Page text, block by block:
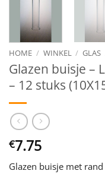
HOME / WINKEL / GLAS
Glazen buisje –
– 12 stuks
€7.75
Glazen buisje met